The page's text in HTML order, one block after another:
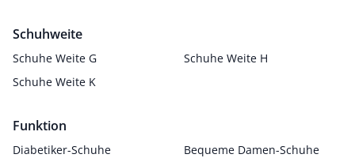
Schuhweite
Schuhe Weite G
Schuhe Weite H
Schuhe Weite K
Funktion
Diabetiker-Schuhe
Bequeme Damen-Schuhe